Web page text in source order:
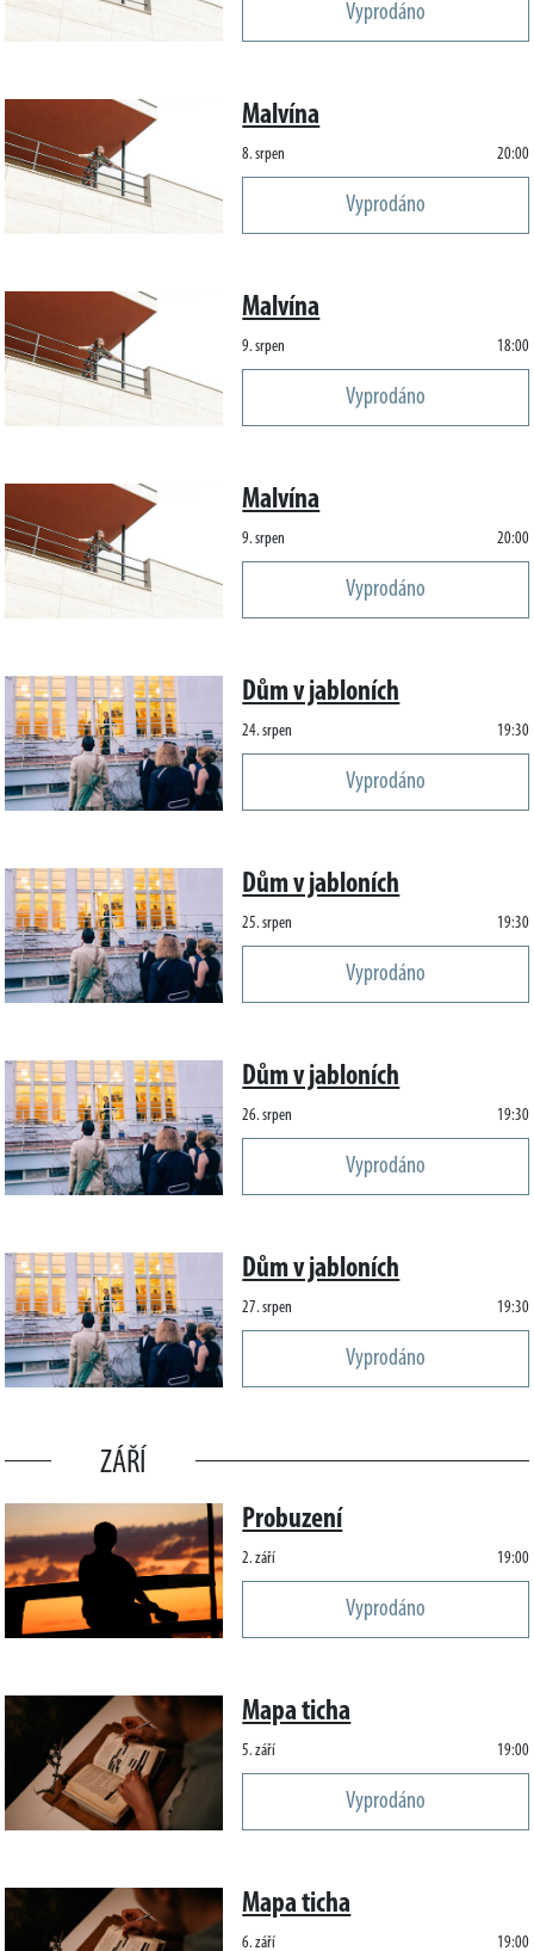
Vyprodáno
Malvína
8. srpen 20:00
Vyprodáno
Malvína
9. srpen 18:00
Vyprodáno
Malvína
9. srpen 20:00
Vyprodáno
Dům v jabloních
24. srpen 19:30
Vyprodáno
Dům v jabloních
25. srpen 19:30
Vyprodáno
Dům v jabloních
26. srpen 19:30
Vyprodáno
Dům v jabloních
27. srpen 19:30
Vyprodáno
ZÁŘÍ
Probuzení
2. září 19:00
Vyprodáno
Mapa ticha
5. září 19:00
Vyprodáno
Mapa ticha
6. září 19:00